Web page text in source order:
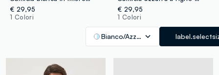
€ 29,95
1 Colori
€ 29,95
1 Colori
Bianco/Azzurro